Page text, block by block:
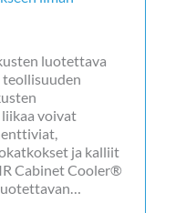
luotettava
voivat
ja kalliit
Cabinet Cooler®